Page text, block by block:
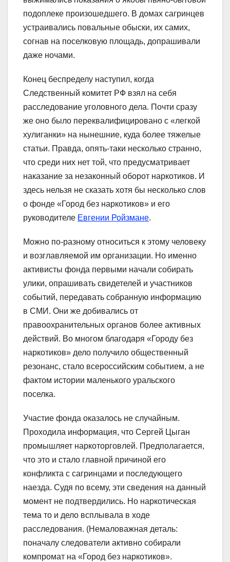
подоплеке произошедшего. В домах сагринцев
устраивались повальные обыски, их самих,
согнав на поселковую площадь, допрашивали
даже ночами.
Конец беспределу наступил, когда
Следственный комитет РФ взял на себя
расследование уголовного дела. Почти сразу
же оно было переквалифицировано с «легкой
хулиганки» на нынешние, куда более тяжелые
статьи. Правда, опять-таки несколько странно,
что среди них нет той, что предусматривает
наказание за незаконный оборот наркотиков. И
здесь нельзя не сказать хотя бы несколько слов
о фонде «Город без наркотиков» и его
руководителе Евгении Ройзмане.
Можно по-разному относиться к этому человеку
и возглавляемой им организации. Но именно
активисты фонда первыми начали собирать
улики, опрашивать свидетелей и участников
событий, передавать собранную информацию
в СМИ. Они же добивались от
правоохранительных органов более активных
действий. Во многом благодаря «Городу без
наркотиков» дело получило общественный
резонанс, стало всероссийским событием, а не
фактом истории маленького уральского
поселка.
Участие фонда оказалось не случайным.
Проходила информация, что Сергей Цыган
промышляет наркоторговлей. Предполагается,
что это и стало главной причиной его
конфликта с сагринцами и последующего
наезда. Судя по всему, эти сведения на данный
момент не подтвердились. Но наркотическая
тема то и дело всплывала в ходе
расследования. (Немаловажная деталь:
поначалу следователи активно собирали
компромат на «Город без наркотиков».